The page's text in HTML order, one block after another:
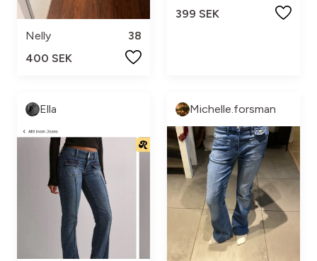
Nelly
38
400 SEK
399 SEK
Ella Michelle.forsman